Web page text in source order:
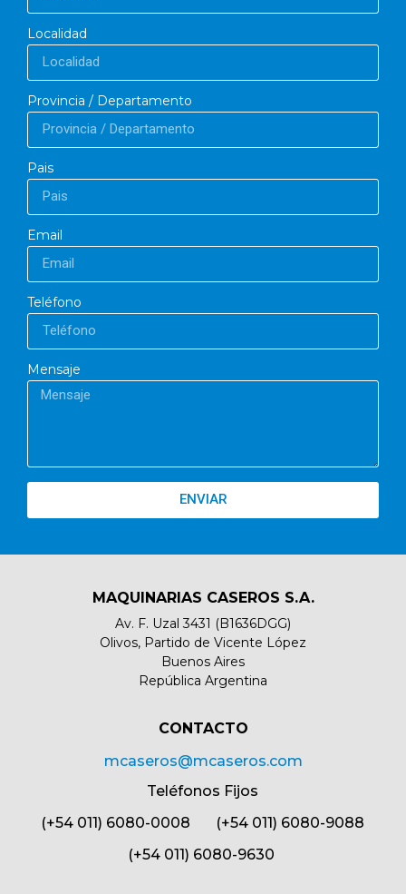
Localidad
Provincia / Departamento
Pais
Email
Teléfono
Mensaje
ENVIAR
MAQUINARIAS CASEROS S.A.
Av. F. Uzal 3431 (B1636DGG)
Olivos, Partido de Vicente López
Buenos Aires
República Argentina
CONTACTO​
mcaseros@mcaseros.com
Teléfonos Fijos
(+54 011) 6080-0008 (+54 011) 6080-9088
(+54 011) 6080-9630